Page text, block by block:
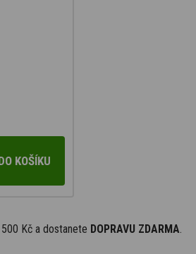
KOŠÍKU
Kč a dostanete DOPRAVU ZDARMA